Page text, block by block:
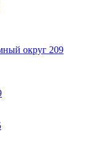
округ 209